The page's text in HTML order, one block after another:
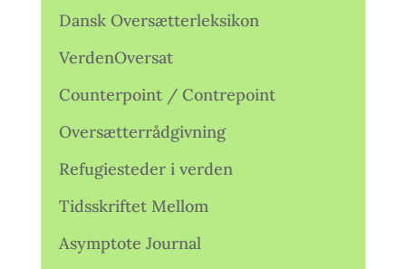
Dansk Oversætterleksikon
VerdenOversat
Counterpoint / Contrepoint
Oversætterrådgivning
Refugiesteder i verden
Tidsskriftet Mellom
Asymptote Journal